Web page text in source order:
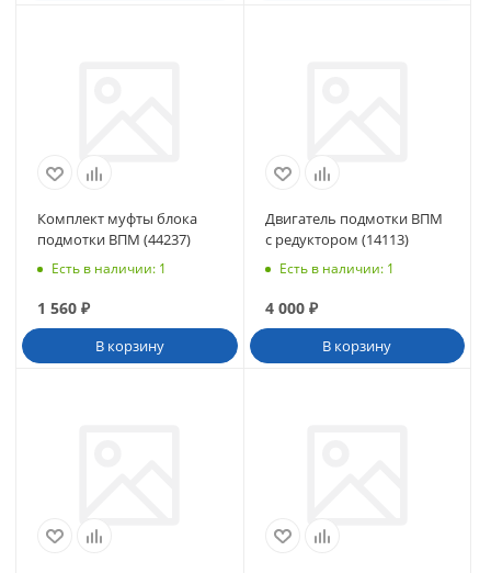
Комплект муфты блока
подмотки ВПМ (44237)
Есть в наличии: 1
1 560 ₽
В корзину
Двигатель подмотки ВПМ
с редуктором (14113)
Есть в наличии: 1
4 000₽
В корзину